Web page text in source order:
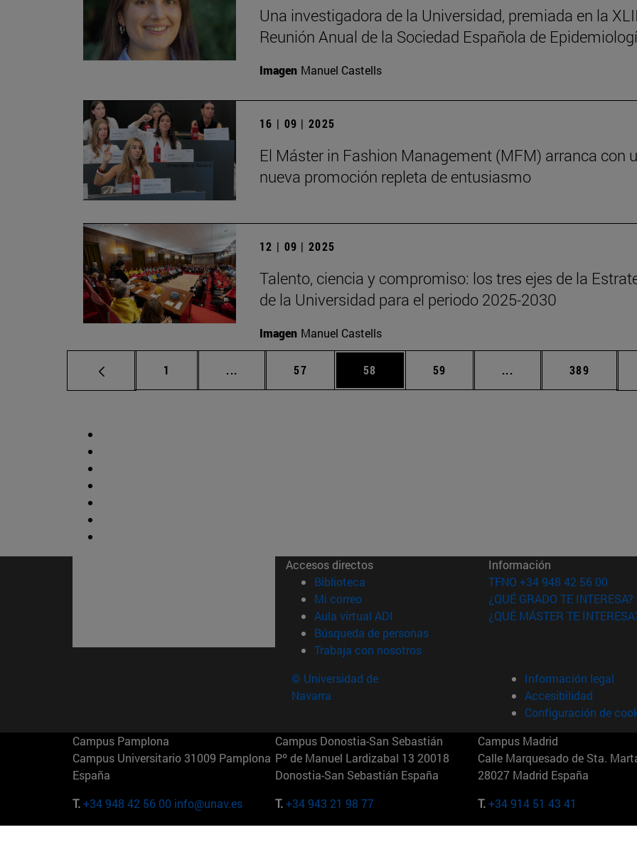
Una investigadora de la Universidad, premiada en la
Reunión Anual de la Sociedad Española de
Imagen Manuel Castells
16 | 09 | 2025
El Máster in Fashion Management (MFM) arranca con
nueva promoción repleta de entusiasmo
12 | 09 | 2025
Talento, ciencia y compromiso: los tres ejes de la
de la Universidad para el periodo 2025-2030
Imagen Manuel Castells
Página
1 ... Páginas intermedias Use TAB para desplazarse.
Página
57 Página
58 Página
59 ... Páginas intermedias
Página
389
Accesos directos
Biblioteca (abre en nueva ventana)
Mi correo(abre en nueva ventana)
Aula virtual ADI (abre en nueva ventana)
Búsqueda de personas(abre en nueva ventana)
Trabaja con nosotros(abre en nueva ventana)
Información
TFNO +34 948 42 56 00
¿QUÉ GRADO TE INTERESA?
¿QUÉ MÁSTER TE
© Universidad de
Navarra
Información legal
Accesibilidad
Configuración de
Campus Pamplona
Campus Universitario 31009 Pamplona
España
T.+34 948 42 56 00 info@unav.es
Campus Donostia-San Sebastián
Pº de Manuel Lardizabal 13 20018
Donostia-San Sebastián España
T.+34 943 21 98 77
Campus Madrid
Calle Marquesado de Sta.
28027 Madrid España
T.+34 914 51 43 41